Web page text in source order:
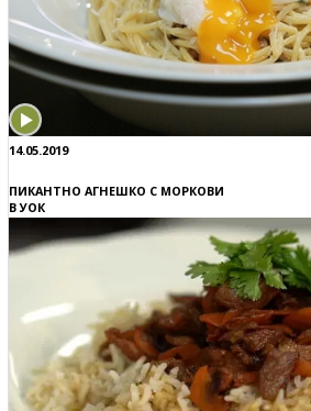
14.05.2019
ПИКАНТНО АГНЕШКО С МОРКОВИ
В УОК